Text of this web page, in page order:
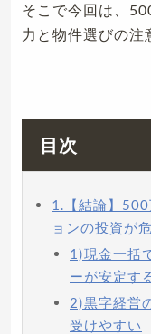
そこで今回は、
力と物件選びの注
目次
1.【結論】
ョンの投資が
1)現金一括
ーが安定す
2)黒字経営
受けやすい